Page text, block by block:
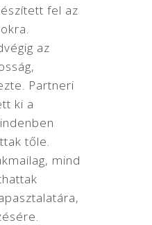
fel az
az
Partneri
ki a
tőle.
mind